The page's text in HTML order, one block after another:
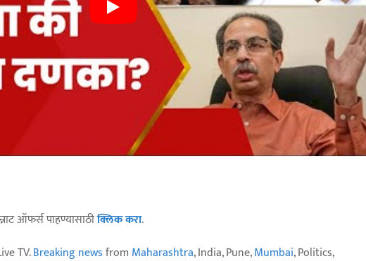
ऑफर्स पाहण्यासाठीक्लिक करा.
TV.Breaking newsfrom Maharashtra, India, Pune,Mumbai, Politics,